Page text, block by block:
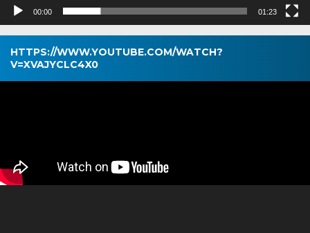
00:00 01:23
HTTPS://WWW.YOUTUBE.COM/WATCH?
V=XVAJYCLC4X0
Pemutar